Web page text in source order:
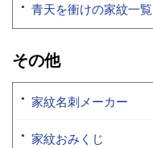
青天を衝けの家紋一覧
その他
家紋名刺メーカー
家紋おみくじ